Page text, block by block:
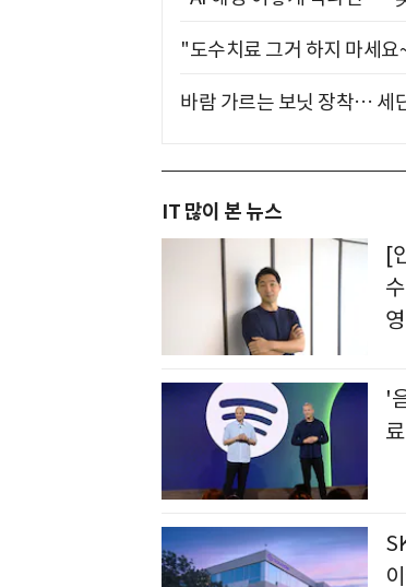
"도수치료 그거 하지 마세
바람 가르는 보닛 장착… 세
IT 많이 본 뉴스
[
'